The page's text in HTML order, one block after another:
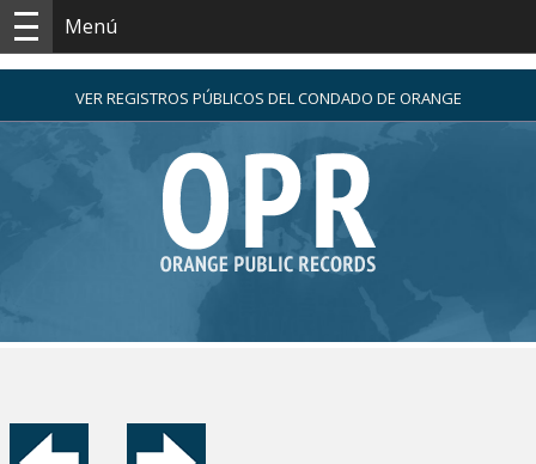
Menú
VER REGISTROS PÚBLICOS DEL CONDADO DE ORANGE